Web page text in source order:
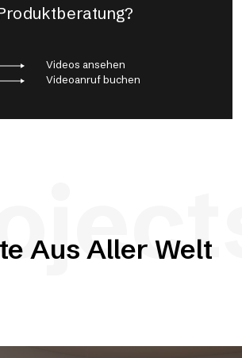
Videos ansehen
Videoanruf buchen
Aus Aller Welt